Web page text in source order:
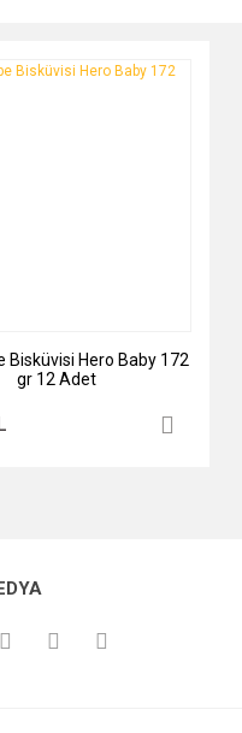
Bisküvisi Hero Baby 172
gr 12 Adet